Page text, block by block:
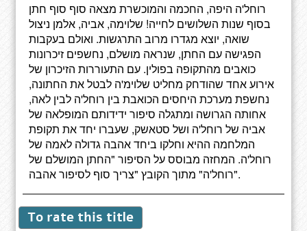
רוחל'ה היפה, החכמה והמוכשרת מצאה סוף סוף חתן
בסוף שנות השלושים לחייה! שלוימה, אביה, אלמן ניצול
שואה, יוצא מגדרו מרוב התרגשות. ואולם בעקבות
הפגישה עם החתן, שנראה מושלם, נחשפים זיכרונות
כואבים מהתקופה בפולין. עם התעוררות הזיכרון של
אירוע אחד שהודחק מחליט שלוימ'ה לבטל את החתונה,
נחשפת מערכת היחסים הכואבת בין רוחל'ה לבין לאה,
אחותה הגרושה ומתגלה סיפור ידידותם המופלאה של
אביה של רוחל'ה ושל סטאשק, שעברו יחד את תקופת
המלחמה ההיא וחלקו ביחד אהבה גדולה לאמה של
רוחל'ה. המחזה מבוסס על הסיפור "החתן המושלם של
רוחל'ה" מתוך הקובץ "צריך סוף לסיפור אהבה".
To rate this title